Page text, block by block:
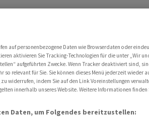
auf personenbezogene Daten wie Browserdaten oder
aktivieren Sie Tracking-Technologien für die unter „Wir
aufgeführten Zwecke. Wenn Tracker deaktiviert sind,
so relevant für Sie. Sie können dieses Menü jederzeit wieder
widerrufen, indem Sie auf den Link Voreinstellungen
innerhalb unseres Website. Weitere Informationen finden
Daten, um Folgendes bereitzustellen: